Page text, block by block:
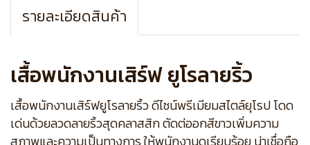
รายละเอียดสินค้า
เสื้อพนักงานเสิร์ฟ ยูโรลายริ้ว
เสื้อพนักงานเสิร์ฟยูโรลายริ้ว ดีไซน์พรีเมียมสไตล์ยุโรป โดด
เด่นด้วยลวดลายริ้วสุดคลาสสิก ตัดต่ออกสีขาวเพิ่มความ
สุภาพและความเป็นทางการ ให้พนักงานดูเรียบร้อย น่าเชื่อถือ